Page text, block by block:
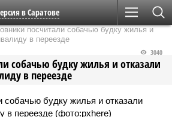
в Саратове
посчитали собачью будку жилья и
в переезде
собачью будку жилья и отказали
в переезде
3040